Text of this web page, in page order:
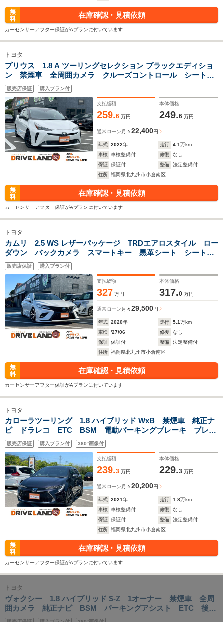
無
料
在庫確認・見積依頼
カーセンサーアフター保証がAプランに付いています
トヨタ
プリウス 1.8 A ツーリングセレクション ブラックエディショ
ン 禁煙車 全周囲カメラ クルーズコントロール シートヒ
ーター ドラレコ ETC 純正ナビ 電動シート レザーシー
ト ヘッドアップディスプレイ 純正アルミホイール フロン
トフォグランプ スマートキー
販売店保証 購入プラン付
支払総額
259.6 万円
本体価格
249.6 万円
通常ローン 月々22,400円
年式 2022年 走行 4.1万km
車検
車検整備付 修復
なし
保証
保証付 整備
法定整備付
住所
福岡県北九州市小倉南区
無
料
在庫確認・見積依頼
カーセンサーアフター保証がAプランに付いています
トヨタ
カムリ 2.5 WS レザーパッケージ TRDエアロスタイル ロー
ダウン バックカメラ スマートキー 黒革シート シートヒ
ーター ドラレコ JBL 純正アルミホイール ETC2.0 ブラ
インドスポットモニター オートライト 禁煙車 CD DVD
販売店保証 購入プラン付
支払総額
327 万円
本体価格
317.0 万円
通常ローン 月々29,500円
年式 2020年 走行 5.1万km
車検
'27/06 修復
なし
保証
保証付 整備
法定整備付
住所
福岡県北九州市小倉南区
無
料
在庫確認・見積依頼
カーセンサーアフター保証がAプランに付いています
トヨタ
カローラツーリング 1.8 ハイブリッド WxB 禁煙車 純正ナ
ビ ドラレコ ETC BSM 電動パーキングブレーキ ブレー
キホールド レーダークルーズコントロール バックカメラ
スマートキー ハーフレザーシート ドアバイザー
販売店保証 購入プラン付 360°画像付
支払総額
239.3 万円
本体価格
229.3 万円
通常ローン 月々20,200円
年式 2021年 走行 1.8万km
車検
車検整備付 修復
なし
保証
保証付 整備
法定整備付
住所
福岡県北九州市小倉南区
無
料
在庫確認・見積依頼
カーセンサーアフター保証がAプランに付いています
トヨタ
ヴォクシー 1.8 ハイブリッド S-Z 1オーナー 禁煙車 全周
囲カメラ 純正ナビ BSM パーキングアシスト ETC 後席
モニター 両側電動スライド シートヒーター ハンドルヒー